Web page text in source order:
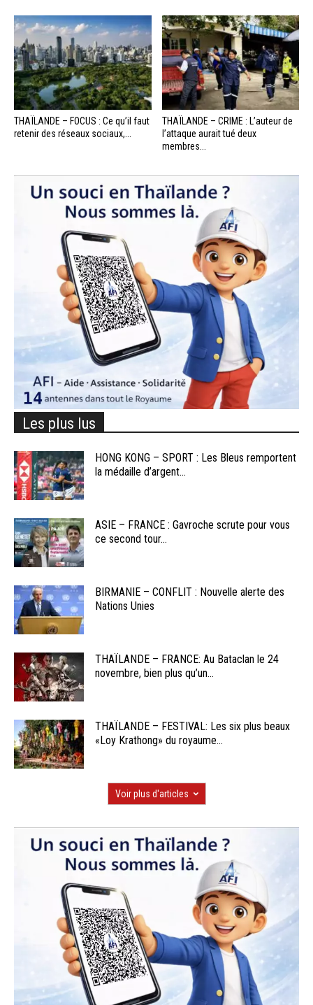
THAÏLANDE – FOCUS : Ce qu’il faut
retenir des réseaux sociaux,...
THAÏLANDE – CRIME : L’auteur de
l’attaque aurait tué deux
membres...
Les plus lus
HONG KONG – SPORT : Les Bleus remportent
la médaille d’argent...
ASIE – FRANCE : Gavroche scrute pour vous
ce second tour...
BIRMANIE – CONFLIT : Nouvelle alerte des
Nations Unies
THAÏLANDE – FRANCE: Au Bataclan le 24
novembre, bien plus qu’un...
THAÏLANDE – FESTIVAL: Les six plus beaux
«Loy Krathong» du royaume...
Voir plus d'articles